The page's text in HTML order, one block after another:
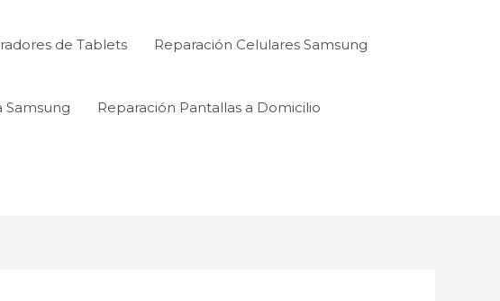
de Tablets Reparación Celulares Samsung
Samsung Reparación Pantallas a Domicilio